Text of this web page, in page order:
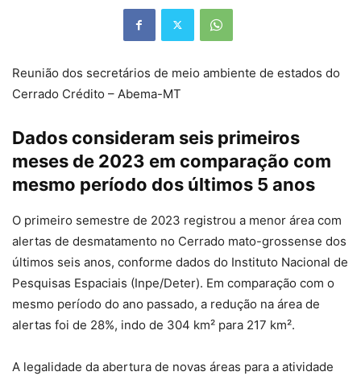
Reunião dos secretários de meio ambiente de estados do
Cerrado Crédito – Abema-MT
Dados consideram seis primeiros
meses de 2023 em comparação com
mesmo período dos últimos 5 anos
O primeiro semestre de 2023 registrou a menor área com
alertas de desmatamento no Cerrado mato-grossense dos
últimos seis anos, conforme dados do Instituto Nacional de
Pesquisas Espaciais (Inpe/Deter). Em comparação com o
mesmo período do ano passado, a redução na área de
alertas foi de 28%, indo de 304 km² para 217 km².
A legalidade da abertura de novas áreas para a atividade